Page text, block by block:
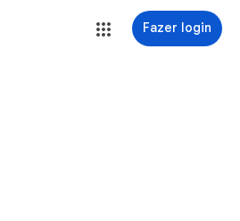
Fazer login